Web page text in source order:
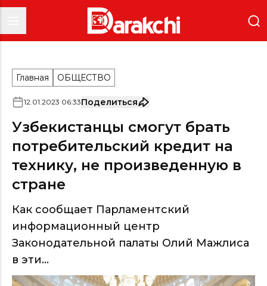
Главная ОБЩЕСТВО
12.01.2023 06:33Поделиться
Узбекистанцы смогут брать
потребительский кредит на
технику, не произведенную в
стране
Как сообщает Парламентский
информационный центр
Законодательной палаты Олий Мажлиса
в эти...